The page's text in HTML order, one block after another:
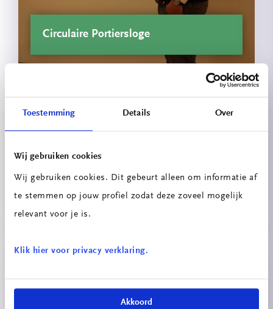
Toestemming Details Over
Wij gebruiken cookies
Wij gebruiken cookies. Dit gebeurt alleen om informatie af
te stemmen op jouw profiel zodat deze zoveel mogelijk
relevant voor je is.
Klik hier voor privacy verklaring.
Akkoord
Circulaire Portiersloge
Innovatieprojecten School voor
Technologie & Engineering